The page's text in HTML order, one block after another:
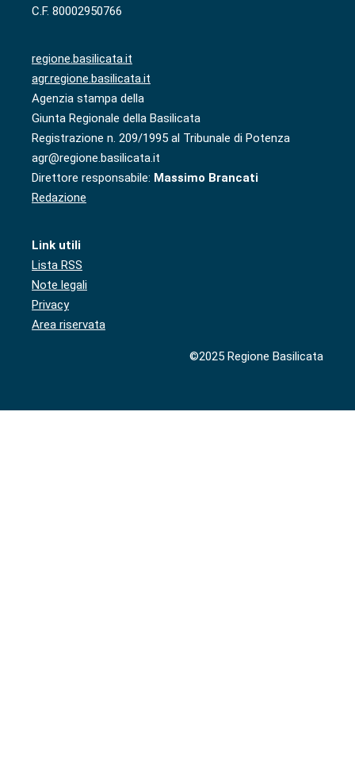
C.F. 80002950766
regione.basilicata.it
agr.regione.basilicata.it
Agenzia stampa della
Giunta Regionale della Basilicata
Registrazione n. 209/1995 al Tribunale di Potenza
agr@regione.basilicata.it
Direttore responsabile: Massimo Brancati
Redazione
Link utili
Lista RSS
Note legali
Privacy
Area riservata
©2025 Regione Basilicata